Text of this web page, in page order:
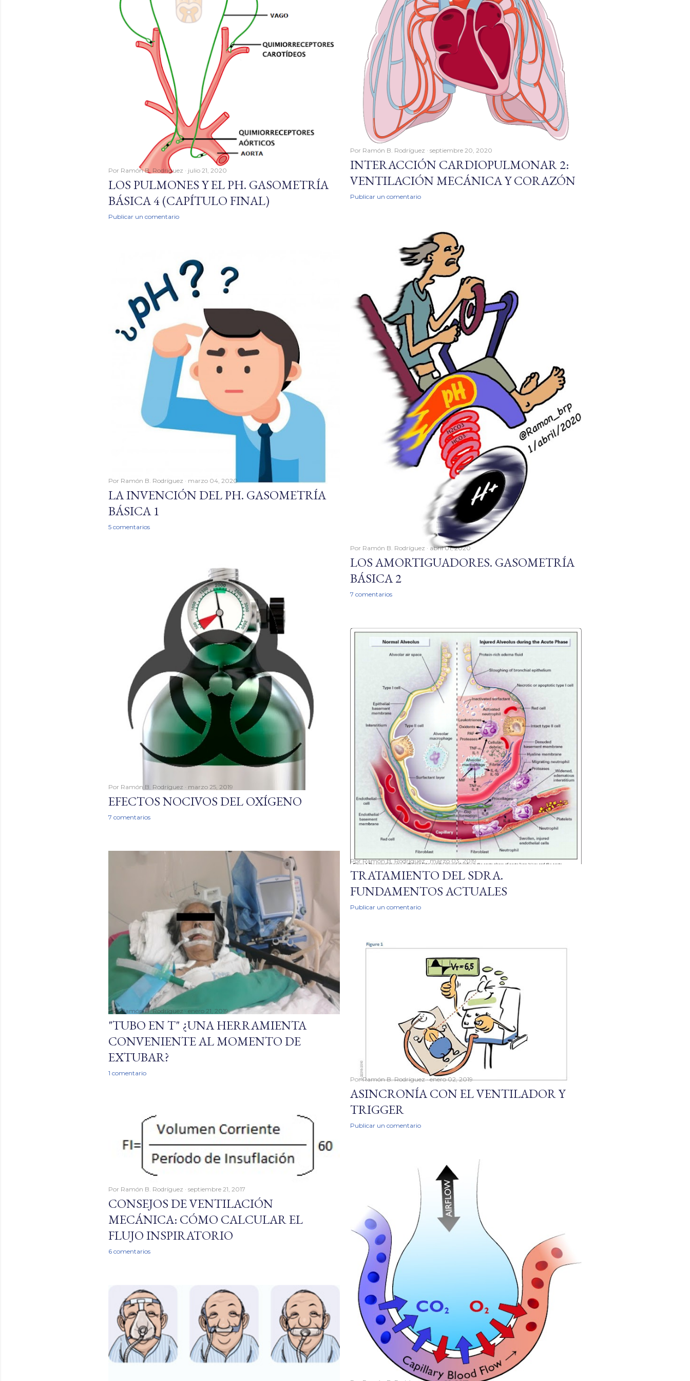
Por Ramón B. Rodríguez septiembre 20, 2020
INTERACCIÓN CARDIOPULMONAR 2:
VENTILACIÓN MECÁNICA Y CORAZÓN
Publicar un comentario
Por Ramón B. Rodríguez julio 21, 2020
LOS PULMONES Y EL PH. GASOMETRÍA
BÁSICA 4 (CAPÍTULO FINAL)
Publicar un comentario
Por Ramón B. Rodríguez abril 01, 2020
LOS AMORTIGUADORES. GASOMETRÍA
BÁSICA 2
7 comentarios
Por Ramón B. Rodríguez marzo 04, 2020
LA INVENCIÓN DEL PH. GASOMETRÍA
BÁSICA 1
5 comentarios
Por Ramón B. Rodríguez marzo 25, 2019
EFECTOS NOCIVOS DEL OXÍGENO
7 comentarios
PorRamón B. Rodríguez marzo 03, 2019
TRATAMIENTO DEL SDRA.
FUNDAMENTOS ACTUALES
Publicar un comentario
PorRamón B. Rodríguez enero 21, 2019
"TUBO EN T" ¿UNA HERRAMIENTA
CONVENIENTE AL MOMENTO DE
EXTUBAR?
1 comentario
PorRamón B. Rodríguez enero 02, 2019
ASINCRONÍA CON EL VENTILADOR Y
TRIGGER
Publicar un comentario
Por Ramón B. Rodríguez septiembre 21, 2017
CONSEJOS DE VENTILACIÓN
MECÁNICA: CÓMO CALCULAR EL
FLUJO INSPIRATORIO
6 comentarios